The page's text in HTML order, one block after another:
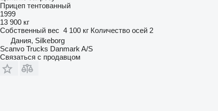
Прицеп тентованный
1999
13 900 кг
Собственный вес 4 100 кг Количество осей 2
Дания, Silkeborg
Scanvo Trucks Danmark A/S
Связаться с продавцом